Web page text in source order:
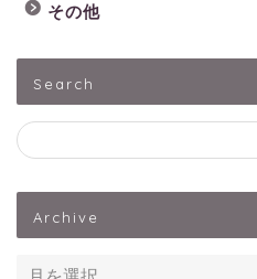
その他
Search
Archive